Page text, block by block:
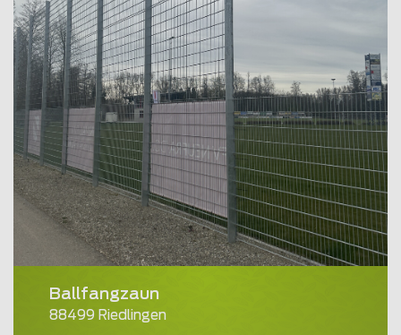
Ballfangzaun
88499 Riedlingen